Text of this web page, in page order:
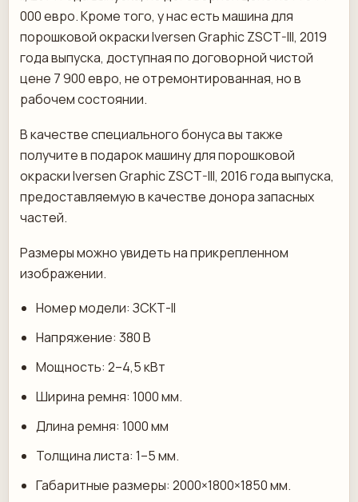
000 евро. Кроме того, у нас есть машина для
порошковой окраски Iversen Graphic ZSCT-III, 2019
года выпуска, доступная по договорной чистой
цене 7 900 евро, не отремонтированная, но в
рабочем состоянии.
В качестве специального бонуса вы также
получите в подарок машину для порошковой
окраски Iversen Graphic ZSCT-III, 2016 года выпуска,
предоставляемую в качестве донора запасных
частей.
Размеры можно увидеть на прикрепленном
изображении.
Номер модели: ЗСКТ-II
Напряжение: 380 В
Мощность: 2–4,5 кВт
Ширина ремня: 1000 мм.
Длина ремня: 1000 мм
Толщина листа: 1–5 мм.
Габаритные размеры: 2000×1800×1850 мм.